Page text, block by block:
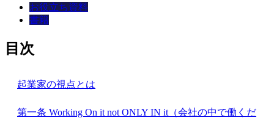
お役立ち資料
書籍
目次
起業家の視点とは
第一条 Working On it not ONLY IN it（会社の中で働くだ